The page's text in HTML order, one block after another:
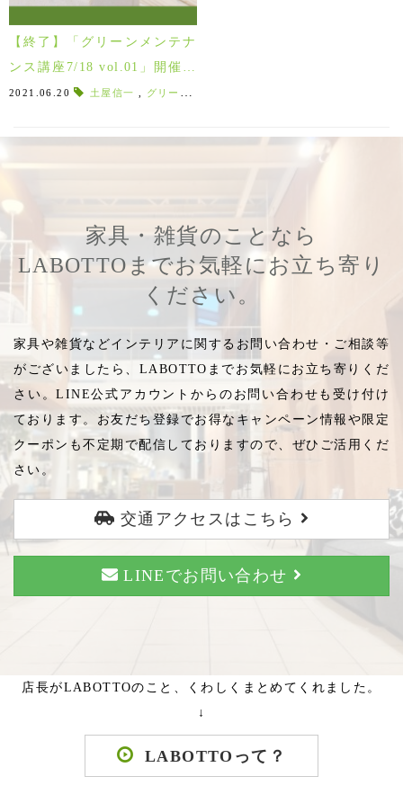
【終了】「グリーンメンテナ
ンス講座7/18 vol.01」開催！
初心者も安心◎観葉植物の水
2021.06.20 土屋信一 グリーンメンテナンス講座
家具・雑貨のことなら
LABOTTOまでお気軽にお立ち寄り
ください。
家具や雑貨などインテリアに関するお問い合わせ・ご相談等
がございましたら、LABOTTOまでお気軽にお立ち寄りくだ
さい。LINE公式アカウントからのお問い合わせも受け付け
ております。お友だち登録でお得なキャンペーン情報や限定
クーポンも不定期で配信しておりますので、ぜひご活用くだ
さい。
交通アクセスはこちら
LINEでお問い合わせ
店長がLABOTTOのこと、くわしくまとめてくれました。
↓
LABOTTOって？